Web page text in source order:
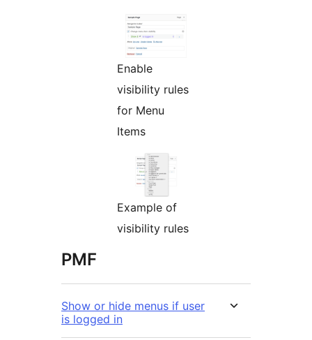
Enable
visibility rules
for Menu
Items
Example of
visibility rules
PMF
Show or hide menus if user
is logged in